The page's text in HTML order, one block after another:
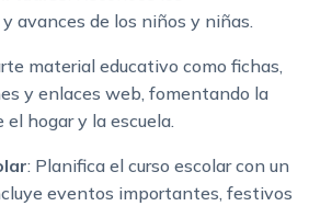
avances de los niños y niñas.
material educativo como fichas,
y enlaces web, fomentando la
hogar y la escuela.
: Planifica el curso escolar con un
eventos importantes, festivos